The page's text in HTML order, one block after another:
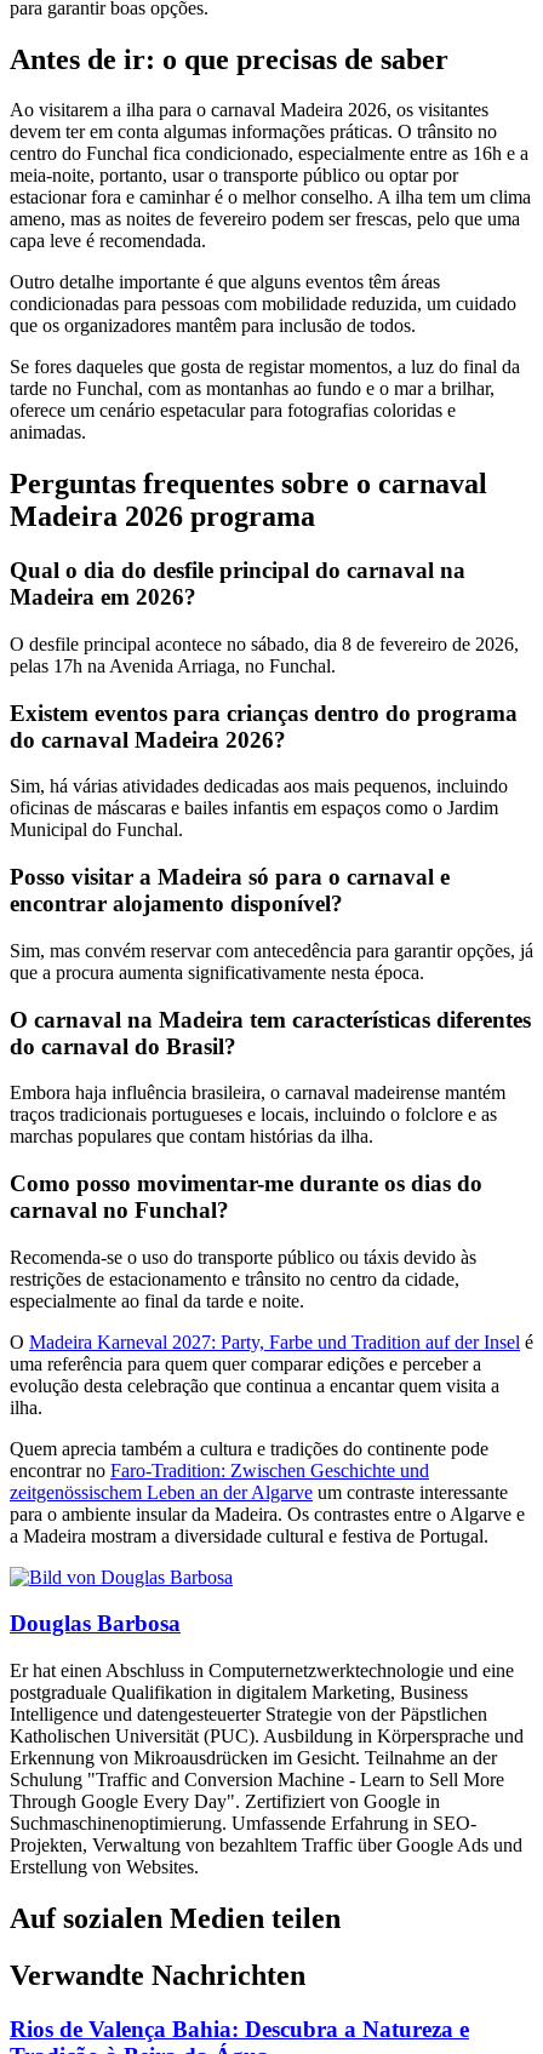
para garantir boas opções.
Antes de ir: o que precisas de saber
Ao visitarem a ilha para o carnaval Madeira 2026, os visitantes
devem ter em conta algumas informações práticas. O trânsito no
centro do Funchal fica condicionado, especialmente entre as 16h e a
meia-noite, portanto, usar o transporte público ou optar por
estacionar fora e caminhar é o melhor conselho. A ilha tem um clima
ameno, mas as noites de fevereiro podem ser frescas, pelo que uma
capa leve é recomendada.
Outro detalhe importante é que alguns eventos têm áreas
condicionadas para pessoas com mobilidade reduzida, um cuidado
que os organizadores mantêm para inclusão de todos.
Se fores daqueles que gosta de registar momentos, a luz do final da
tarde no Funchal, com as montanhas ao fundo e o mar a brilhar,
oferece um cenário espetacular para fotografias coloridas e
animadas.
Perguntas frequentes sobre o carnaval
Madeira 2026 programa
Qual o dia do desfile principal do carnaval na
Madeira em 2026?
O desfile principal acontece no sábado, dia 8 de fevereiro de 2026,
pelas 17h na Avenida Arriaga, no Funchal.
Existem eventos para crianças dentro do programa
do carnaval Madeira 2026?
Sim, há várias atividades dedicadas aos mais pequenos, incluindo
oficinas de máscaras e bailes infantis em espaços como o Jardim
Municipal do Funchal.
Posso visitar a Madeira só para o carnaval e
encontrar alojamento disponível?
Sim, mas convém reservar com antecedência para garantir opções, já
que a procura aumenta significativamente nesta época.
O carnaval na Madeira tem características diferentes
do carnaval do Brasil?
Embora haja influência brasileira, o carnaval madeirense mantém
traços tradicionais portugueses e locais, incluindo o folclore e as
marchas populares que contam histórias da ilha.
Como posso movimentar-me durante os dias do
carnaval no Funchal?
Recomenda-se o uso do transporte público ou táxis devido às
restrições de estacionamento e trânsito no centro da cidade,
especialmente ao final da tarde e noite.
O Madeira Karneval 2027: Party, Farbe und Tradition auf der Insel é
uma referência para quem quer comparar edições e perceber a
evolução desta celebração que continua a encantar quem visita a
ilha.
Quem aprecia também a cultura e tradições do continente pode
encontrar no Faro-Tradition: Zwischen Geschichte und
zeitgenössischem Leben an der Algarve um contraste interessante
para o ambiente insular da Madeira. Os contrastes entre o Algarve e
a Madeira mostram a diversidade cultural e festiva de Portugal.
Douglas Barbosa
Er hat einen Abschluss in Computernetzwerktechnologie und eine
postgraduale Qualifikation in digitalem Marketing, Business
Intelligence und datengesteuerter Strategie von der Päpstlichen
Katholischen Universität (PUC). Ausbildung in Körpersprache und
Erkennung von Mikroausdrücken im Gesicht. Teilnahme an der
Schulung "Traffic and Conversion Machine - Learn to Sell More
Through Google Every Day". Zertifiziert von Google in
Suchmaschinenoptimierung. Umfassende Erfahrung in SEO-
Projekten, Verwaltung von bezahltem Traffic über Google Ads und
Erstellung von Websites.
Auf sozialen Medien teilen
Verwandte Nachrichten
Rios de Valença Bahia: Descubra a Natureza e